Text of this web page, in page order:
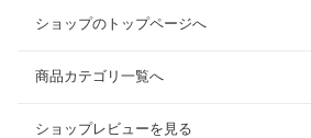
ショップのトップページへ
商品カテゴリ一覧へ
ショップレビューを見る